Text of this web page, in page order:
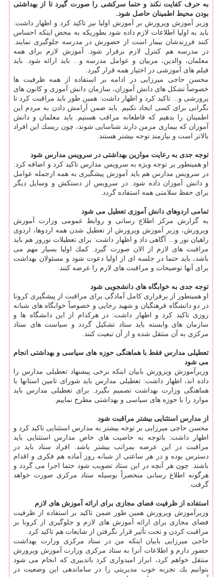
به حرف كفایت نكند و حتما سركشی را صورت گیرد تا از بهداشتی
بودن محیط اطمینان حاصل شود.
وزیر آموزش وپرورش بر آموزش اولیا نیز تاكید كرد و اظهار داشت:
باید به اولیا اطلاعات لازم داده شود بطوریكه به محض اینكه احساس
كنند فرزندشان بیمار است از حضورش در مدرسه جلوگیری نمایند.
در مدرسه هم كنترل لازم برقرار شود. آموزش لازم برای همه
معلمان، والدین، مربیان و عوامل مدرسه و... باید ارائه شود. باید
فیلم های آموزشی در اختیار همه قرار گیرد.
محسن حاجی میرزایی در ادامه بر استفاده از همه ظرفیت ها
خصوصاً تشكل های دانش آموزان، سازمان دانش آموزی و كانون های
پرورشی و... تاكید كرد و اظهار داشت: همین طور باید مراقبت كرد تا
نگرانی برای كسی ایجاد نكنیم. باید ضمن آرامش دادن به مردم این
اطمینان را بدهیم كه قاطعانه مراقب هستیم. باید معلمان و دانش
آموزان كه بیماری مزمن دارند شناسایی شوند، چون ریسك این افراد
بالاتر است و نیازمند توجه بیشتر هستند.
توجه جدی به رعایت موازین بهداشتی در سرویس مدارس شود
او همینطور بر توجه ویژه به سرویس مدارس تاكید كرد و اضافه كرد:
در سرویس مدارس هم باید آموزش پیشگیری به همه ازجمله عوامل
و دانش آموزان داده شود. در سرویس از دستكش و وسایل دیگر
برای حفظ سلامتی همه استفاده گردد.
تمامی اردوهای دانش آموزی تعطیل می شود
به گزارش مركز اطلاع رسانی و روابط عمومی وزارت آموزش
وپرورش، وزیر آموزش وپرورش از تعطیل شدن همه اردوها، اردوی
راهیان نور و... آگاهی داد و اظهار داشت: برای تعطیلات نوروز هم باید
مراقبت های لازم از الان صورت گیرد. كمك اولیا بسیار مهم می
باشد، باید حتما در جلسه ای از اولیا دعوت شود و مسئولان بهداشت
برای آنها توضیحات و مراقبت های لازم را عرضه كنند.
توجه جدی به خوابگاه های دانشجویی شود
او همینطور از برقراری كامل آمادگی برای مراقبت از پیشگیری كرونا
در دو دانشگاه فرهنگیان و شهید رجایی و خصوصاً خوابگاه های شبانه
روزی تاكید كرد و اظهار داشت: در هركدام از این دانشگاه ها و
سازمان های وابسته باید ستاد تشكیل گردد و سیاست های ستاد
مركزی به آن منتقل شده و از آن تبعیت كنند.
تعطیلی مدارس فقط با هماهنگی حوزه های سیاسی و بهداشتی انجام
می شود
وزیرآموزش وپرورش بابیان اینكه برخی پیشنهاد تعطیلی مدارس را
داده اند، اظهار داشت: تعطیلی مدارس باید شورای تامین استانها با
هماهنگی وزارت بهداشت تصمیم بگیرد. برای تعطیلی مدارس باید
موارد را با حوزه های سیاسی و بهداشتی مطرح نماییم.
از مدارس استثنایی بیشتر مراقبت شود
محسن حاجی میرزایی بر توجه بیشتر به مدارس استثنایی تاكید كرد و
اظهار داشت: باتوجه به خاصیت های خاص مدارس استثنایی باید
مراقبت در این عرصه بمراتب بیشتر باشد. افراد ستاد باید در
دسترس بوده و در هر ساعتی از شبانه روز آماده هم فكری و اقدام
باشند. چون هر آنچه در این ستاد تصویب شود حتما اجرا می گردد و
هرگونه اطلاع رسانی منحصراً بوسیله ستاد مركزی صورت خواهد
گرفت.
استفاده از ظرفیت فضای مجازی برای ارائه آموزش های لازم
وزیرآموزش وپرورش همین طور ضمن تاكید بر استفاده از ظرفیت
فضای مجازی برای ارائه آموزش های لازم و جلوگیری از كرونا بر
مراقبت كردن و تحت تأثیر قرار نگرفتن از شایعات هم تاكید كرد.
حاجی میرزایی بابیان اینكه من در ستاد مركزی وزارت بهداشت
حضور دارم و اطلاعات آنرا به ستاد مركزی وزارت آموزش وپرورش
منتقل خواهم كرد، ابراز امیدواری كرد باتدبیری كه انجام می شود
بتوانیم یك تجربه خوب مدیریتی را در ساماندهی این وضعیت در